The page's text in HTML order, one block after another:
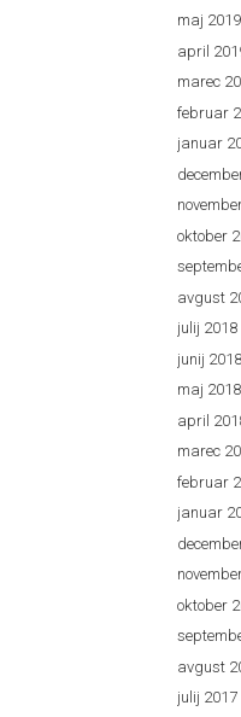
maj 2019
april
marec
februar
januar
oktober
avgust
julij 2018
junij 2018
maj 2018
april
marec
februar
januar
oktober
avgust
julij 2017